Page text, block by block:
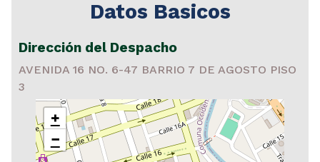
Datos Basicos
Dirección del Despacho
AVENIDA 16 NO. 6-47 BARRIO 7 DE AGOSTO PISO
3
+
−